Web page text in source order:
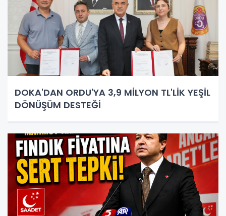
DOKA'DAN ORDU'YA 3,9 MİLYON TL'LİK YEŞİL
DÖNÜŞÜM DESTEĞİ